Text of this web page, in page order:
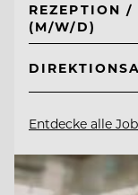
REZEPTION /
(M/W/D)
Entdecke alle